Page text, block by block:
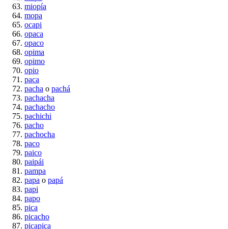
miopía
mopa
ocapi
opaca
opaco
opima
opimo
opio
paca
pacha o pachá
pachacha
pachacho
pachichi
pacho
pachocha
paco
paico
paipái
pampa
papa o papá
papi
papo
pica
picacho
picapica